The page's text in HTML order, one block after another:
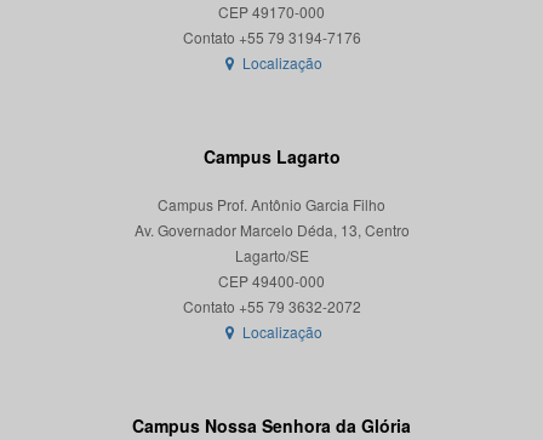
CEP 49170-000
Localização
Campus Lagarto
Campus Prof. Antônio Garcia Filho
Av. Governador Marcelo Déda, 13, Centro
Lagarto/SE
CEP 49400-000
Localização
Campus Nossa Senhora da Glória